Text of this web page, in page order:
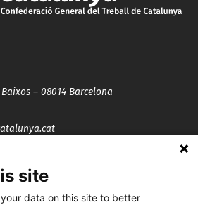
– 08014 Barcelona
site
data on this site to better